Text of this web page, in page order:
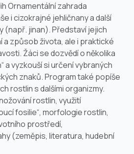
Ornamentální zahrada
i cizokrajné jehličnany a další
(např. jinan). Představí jejich
způsob života, ale i praktické
Žáci se dozvědí o několika
a vyzkouší si určení vybraných
znaků. Program také popíše
rostlin s dalšími organizmy.
rostlin, využití
fosilie“, morfologie rostlin,
prostředí,
(zeměpis, literatura, hudební